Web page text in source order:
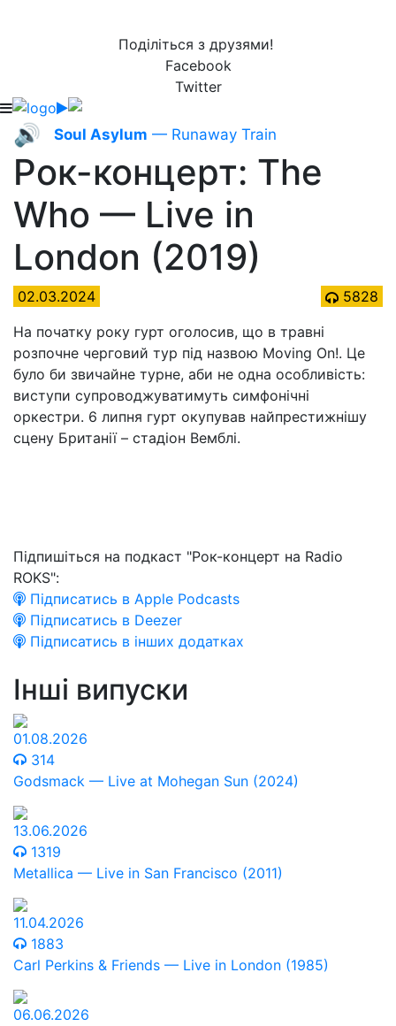
Поділіться з друзями!
Facebook
Twitter
🔊 Soul Asylum — Runaway Train
Рок-концерт: The
Who — Live in
London (2019)
02.03.2024
5828
На початку року гурт оголосив, що в травні
розпочне черговий тур під назвою Moving On!. Це
було би звичайне турне, аби не одна особливість:
виступи супроводжуватимуть симфонічні
оркестри. 6 липня гурт окупував найпрестижнішу
сцену Британії – стадіон Вемблі.
Підпишіться на подкаст "Рок-концерт на Radio
ROKS":
Підписатись в Apple Podcasts
Підписатись в Deezer
Підписатись в інших додатках
Інші випуски
01.08.2026
314
Godsmack — Live at Mohegan Sun (2024)
13.06.2026
1319
Metallica — Live in San Francisco (2011)
11.04.2026
1883
Carl Perkins & Friends — Live in London (1985)
06.06.2026